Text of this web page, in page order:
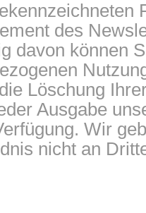
des
davon können
Löschung
Ausgabe
Wir
nicht an